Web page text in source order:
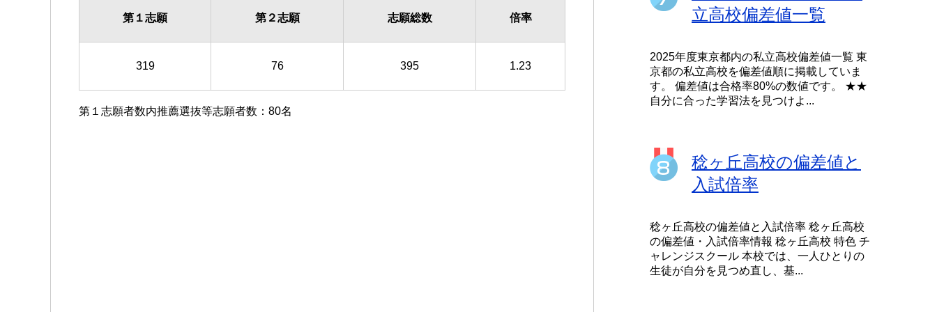
第１志願 第２志願 志願総数 倍率
319 76 395 1.23
第１志願者数内推薦選抜等志願者数：80名
立高校偏差値一覧
2025年度東京都内の私立高校偏差値一覧 東
京都の私立高校を偏差値順に掲載していま
す。 偏差値は合格率80%の数値です。 ★★
自分に合った学習法を見つけよ...
稔ヶ丘高校の偏差値と
入試倍率
稔ヶ丘高校の偏差値と入試倍率 稔ヶ丘高校
の偏差値・入試倍率情報 稔ヶ丘高校 特色 チ
ャレンジスクール 本校では、一人ひとりの
生徒が自分を見つめ直し、基...